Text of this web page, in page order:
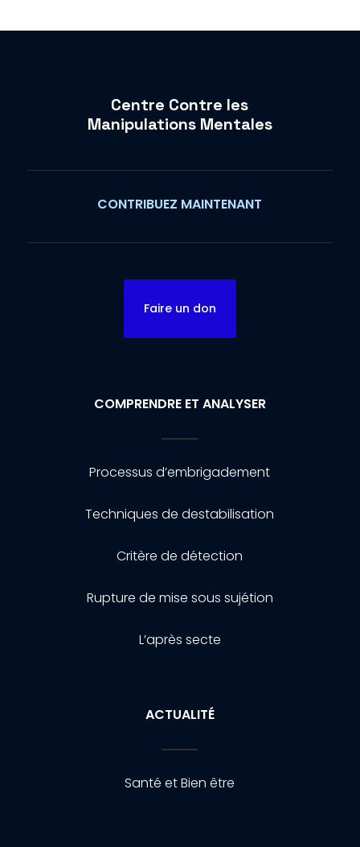
Centre Contre les
Manipulations Mentales
CONTRIBUEZ MAINTENANT
Faire un don
COMPRENDRE ET ANALYSER
Processus d’embrigadement
Techniques de destabilisation
Critère de détection
Rupture de mise sous sujétion
L’après secte
ACTUALITÉ
Santé et Bien être